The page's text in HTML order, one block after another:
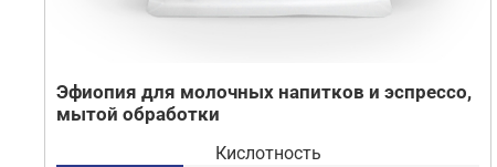
Эфиопия для молочных напитков и эспрессо,
мытой обработки
Кислотность